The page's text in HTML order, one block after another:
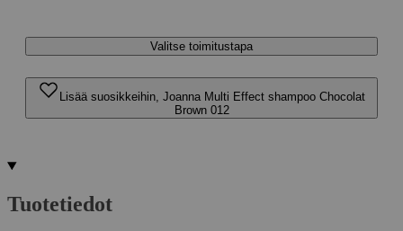
Valitse toimitustapa
Lisää suosikkeihin, Joanna Multi Effect shampoo Chocolat
Brown 012
Tuotetiedot